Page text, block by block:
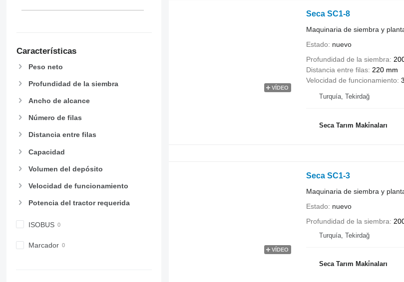
Características
Peso neto
Profundidad de la siembra
Ancho de alcance
Número de filas
Distancia entre filas
Capacidad
Volumen del depósito
Velocidad de funcionamiento
Potencia del tractor requerida
ISOBUS
Marcador
VÍDEO
Seca SC1-8
Maquinaria de siembra y
Estado
nuevo
Profundidad de la siembra
Distancia entre filas 220 mm
Velocidad de funcionamiento
Turquía, Tekirdağ
Seca Tarım Maki̇naları
VÍDEO
Seca SC1-3
Maquinaria de siembra y
Estado
nuevo
Profundidad de la siembra
Turquía, Tekirdağ
Seca Tarım Maki̇naları